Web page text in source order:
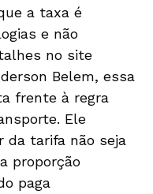
a taxa é
e não
no site
Belem, essa
frente à regra
Ele
da tarifa não seja
proporção
paga